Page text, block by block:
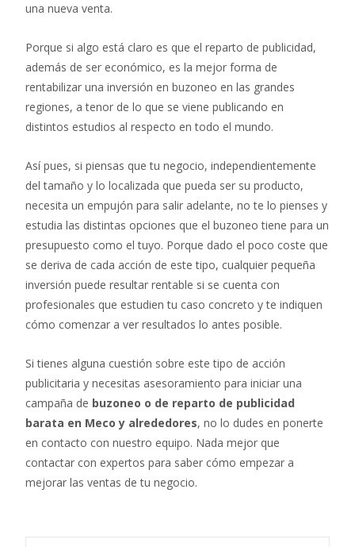
una nueva venta.
Porque si algo está claro es que el reparto de publicidad,
además de ser económico, es la mejor forma de
rentabilizar una inversión en buzoneo en las grandes
regiones, a tenor de lo que se viene publicando en
distintos estudios al respecto en todo el mundo.
Así pues, si piensas que tu negocio, independientemente
del tamaño y lo localizada que pueda ser su producto,
necesita un empujón para salir adelante, no te lo pienses y
estudia las distintas opciones que el buzoneo tiene para un
presupuesto como el tuyo. Porque dado el poco coste que
se deriva de cada acción de este tipo, cualquier pequeña
inversión puede resultar rentable si se cuenta con
profesionales que estudien tu caso concreto y te indiquen
cómo comenzar a ver resultados lo antes posible.
Si tienes alguna cuestión sobre este tipo de acción
publicitaria y necesitas asesoramiento para iniciar una
campaña de buzoneo o de reparto de publicidad
barata en Meco y alrededores, no lo dudes en ponerte
en contacto con nuestro equipo. Nada mejor que
contactar con expertos para saber cómo empezar a
mejorar las ventas de tu negocio.